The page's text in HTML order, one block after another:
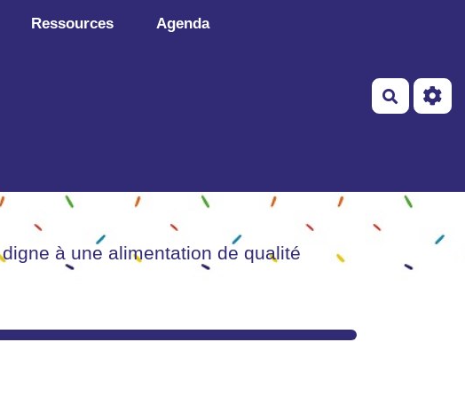
Ressources Agenda
à une alimentation de qualité